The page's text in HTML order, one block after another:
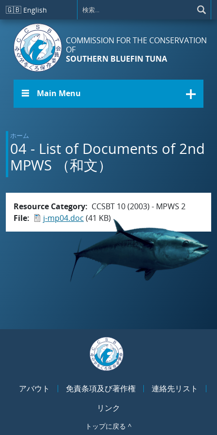
メインコンテンツに移動
🇬🇧 English
COMMISSION FOR THE CONSERVATION
OF
SOUTHERN BLUEFIN TUNA
☰ Main Menu
ホーム
04 - List of Documents of 2nd
MPWS （和文）
Resource Category
CCSBT 10 (2003) - MPWS 2
File
j-mp04.doc (41 KB)
アバウト 免責条項及び著作権
連絡先リスト
リンク
トップに戻る ^